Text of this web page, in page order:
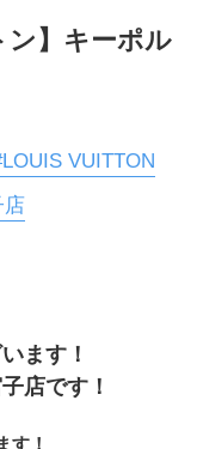
ン】キーポル
VUITTON
店
ます！
店です！
す！